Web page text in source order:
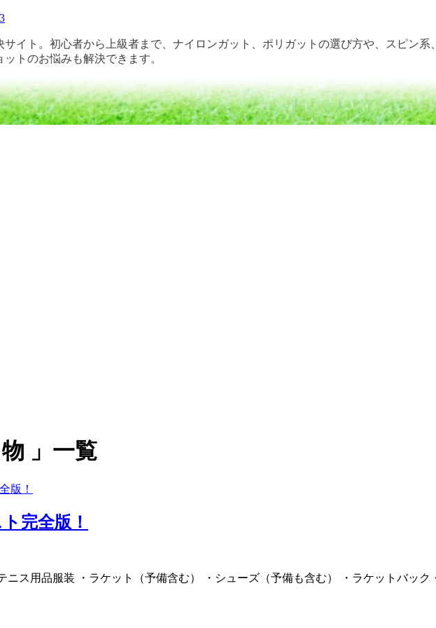
イト。初心者から上級者まで、ナイロンガット、ポリガットの選び方や、スピン
トのお悩みも解決できます。
」一覧
完全版！
ニス用品服装 ・ラケット（予備含む） ・シューズ（予備も含む） ・ラケットバック